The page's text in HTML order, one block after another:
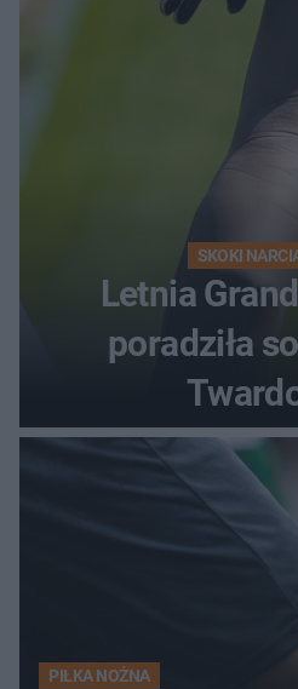
SKOKI
Letnia
poradziła
PIŁKA NOŻNA